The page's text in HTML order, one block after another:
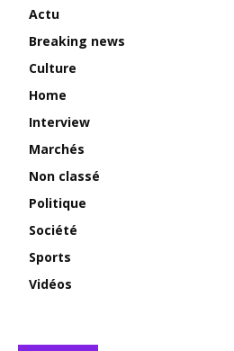
Actu
Breaking news
Culture
Home
Interview
Marchés
Non classé
Politique
Société
Sports
Vidéos